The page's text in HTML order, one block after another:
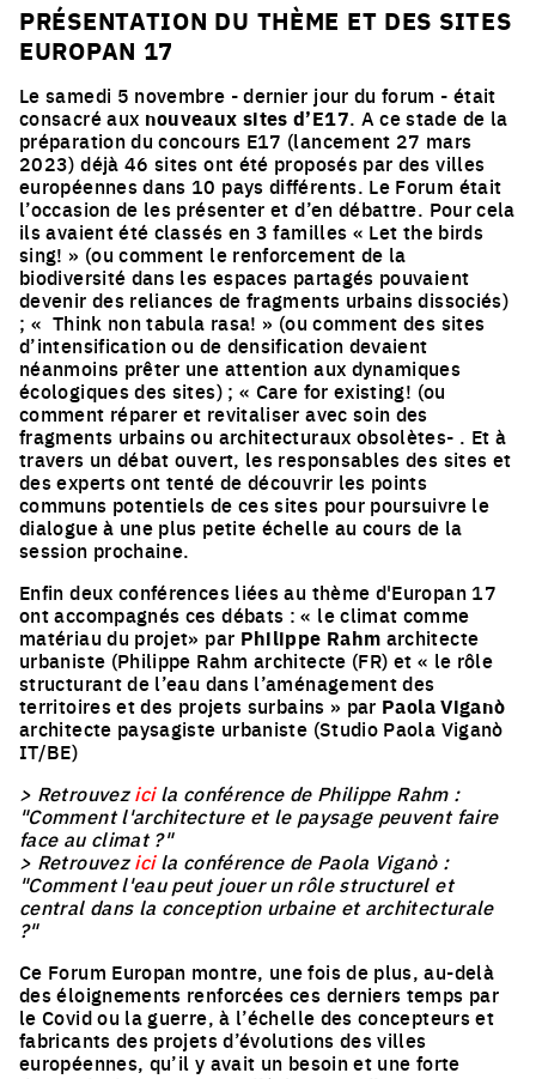
PRÉSENTATION DU THÈME ET DES SITES
EUROPAN 17
Le samedi 5 novembre - dernier jour du forum - était
consacré aux nouveaux sites d’E17. A ce stade de la
préparation du concours E17 (lancement 27 mars
2023) déjà 46 sites ont été proposés par des villes
européennes dans 10 pays différents. Le Forum était
l’occasion de les présenter et d’en débattre. Pour cela
ils avaient été classés en 3 familles « Let the birds
sing! » (ou comment le renforcement de la
biodiversité dans les espaces partagés pouvaient
devenir des reliances de fragments urbains dissociés)
; « Think non tabula rasa! » (ou comment des sites
d’intensification ou de densification devaient
néanmoins prêter une attention aux dynamiques
écologiques des sites) ; « Care for existing! (ou
comment réparer et revitaliser avec soin des
fragments urbains ou architecturaux obsolètes- . Et à
travers un débat ouvert, les responsables des sites et
des experts ont tenté de découvrir les points
communs potentiels de ces sites pour poursuivre le
dialogue à une plus petite échelle au cours de la
session prochaine.
Enfin deux conférences liées au thème d'Europan 17
ont accompagnés ces débats : « le climat comme
matériau du projet» par Philippe Rahm architecte
urbaniste (Philippe Rahm architecte (FR) et « le rôle
structurant de l’eau dans l’aménagement des
territoires et des projets surbains » par Paola Viganò
architecte paysagiste urbaniste (Studio Paola Viganò
IT/BE)
> Retrouvezicila conférence de Philippe Rahm :
"Comment l'architecture et le paysage peuvent faire
face au climat ?"
> Retrouvezicila conférence de Paola Viganò :
"Comment l'eau peut jouer un rôle structurel et
central dans la conception urbaine et architecturale
?"
Ce Forum Europan montre, une fois de plus, au-delà
des éloignements renforcées ces derniers temps par
le Covid ou la guerre, à l’échelle des concepteurs et
fabricants des projets d’évolutions des villes
européennes, qu’il y avait un besoin et une forte